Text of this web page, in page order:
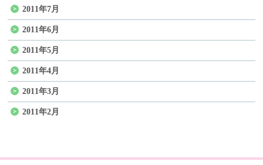
2011年7月
2011年6月
2011年5月
2011年4月
2011年3月
2011年2月